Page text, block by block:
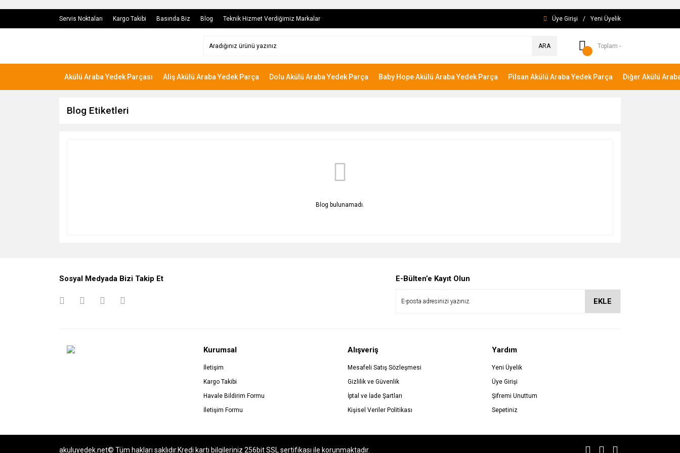
Servis Noktaları Kargo Takibi Basında Biz Blog Teknik Hizmet Verdiğimiz Markalar Üye Girişi / Yeni Üyelik
ARA Toplam -
Akülü Araba Yedek Parçası Aliş Akülü Araba Yedek Parça Dolu Akülü Araba Yedek Parça Baby Hope Akülü Araba Yedek Parça Pilsan Akülü Araba Yedek Parça Diğer Akülü
Blog Etiketleri
Blog bulunamadı.
Sosyal Medyada Bizi Takip Et E-Bülten’e Kayıt Olun
EKLE
Kurumsal
İletişim
Kargo Takibi
Havale Bildirim Formu
İletişim Formu
Alışveriş
Mesafeli Satış Sözleşmesi
Gizlilik ve Güvenlik
İptal ve İade Şartları
Kişisel Veriler Politikası
Yardım
Yeni Üyelik
Üye Girişi
Şifremi Unuttum
Sepetiniz
akuluyedek.net© Tüm hakları saklıdır.Kredi kartı bilgileriniz 256bit SSL sertifikası ile korunmaktadır.